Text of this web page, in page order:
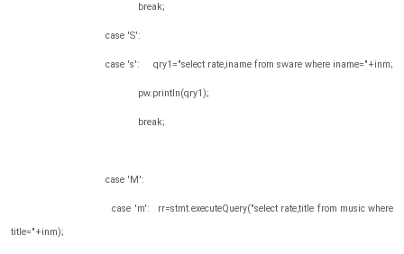
break;
case 'S':
case 's': qry1="select rate,iname from sware where iname="+inm;
pw.println(qry1);
break;
case 'M':
case 'm': rr=stmt.executeQuery("select rate,title from music where
title="+inm);